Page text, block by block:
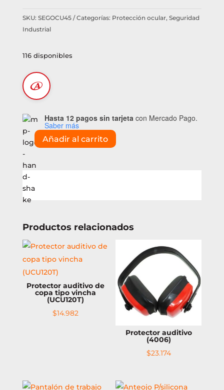
SKU: SEGOCU45 Categorías: Protección ocular, Seguridad
Industrial
116 disponibles
Hasta 12 pagos sin tarjeta con Mercado Pago.
Saber más
Protector
facial
acrilico
simple
20x211cm
(1821)
Añadir al carrito
Productos relacionados
Protector auditivo de
copa tipo vincha
(UCU120T)
$14.982
Protector auditivo
(4006)
$23.174